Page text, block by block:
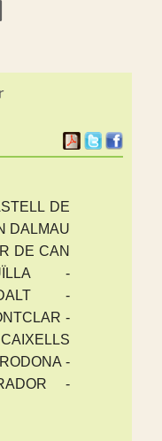
DE
DALMAU
DE CAN
-
-
-
-
-